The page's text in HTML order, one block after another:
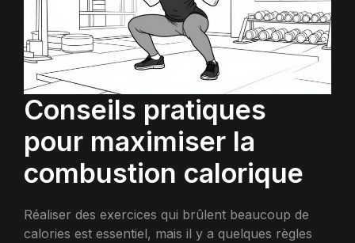
Conseils pratiques
pour maximiser la
combustion calorique
Réaliser des exercices qui brûlent beaucoup de
calories est essentiel, mais il y a quelques règles